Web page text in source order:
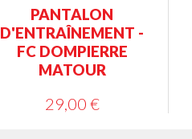
PANTALON
D'ENTRAÎNEMENT -
FC DOMPIERRE
MATOUR
29,00 €